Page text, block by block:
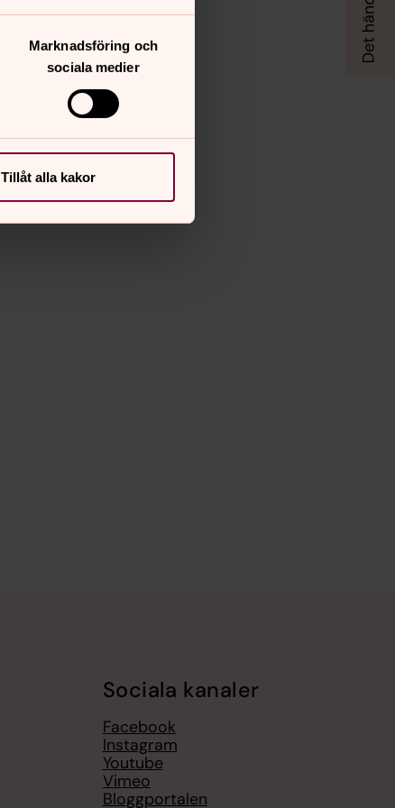
Marknadsföring och
sociala medier
Tillåt alla kakor
Sociala kanaler
Facebook
Instagram
Youtube
Vimeo
Bloggportalen